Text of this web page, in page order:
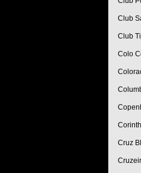
Club
Club
Colo
Cruz